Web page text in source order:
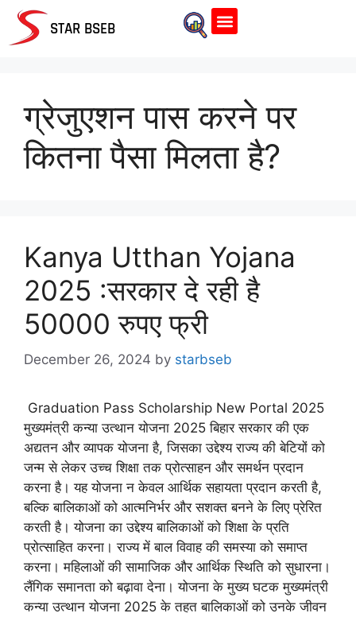
STAR BSEB
ग्रेजुएशन पास करने पर
कितना पैसा मिलता है?
Kanya Utthan Yojana
2025 :सरकार दे रही है
50000 रुपए फ्री
December 26, 2024 by starbseb
Graduation Pass Scholarship New Portal 2025
मुख्यमंत्री कन्या उत्थान योजना 2025 बिहार सरकार की एक
अद्यतन और व्यापक योजना है, जिसका उद्देश्य राज्य की बेटियों को
जन्म से लेकर उच्च शिक्षा तक प्रोत्साहन और समर्थन प्रदान
करना है। यह योजना न केवल आर्थिक सहायता प्रदान करती है,
बल्कि बालिकाओं को आत्मनिर्भर और सशक्त बनने के लिए प्रेरित
करती है। योजना का उद्देश्य बालिकाओं को शिक्षा के प्रति
प्रोत्साहित करना। राज्य में बाल विवाह की समस्या को समाप्त
करना। महिलाओं की सामाजिक और आर्थिक स्थिति को सुधारना।
लैंगिक समानता को बढ़ावा देना। योजना के मुख्य घटक मुख्यमंत्री
कन्या उत्थान योजना 2025 के तहत बालिकाओं को उनके जीवन